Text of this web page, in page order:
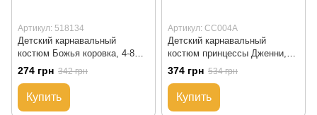
Артикул: 518134
Детский карнавальный
костюм Божья коровка, 4-8
лет, красный (518134)
274 грн 342 грн
Купить
Артикул: CC004A
Детский карнавальный
костюм принцессы Дженни,
рост 92-104 см, голубой,
вискоза и полиэстер (CC004A)
374 грн 534 грн
Купить